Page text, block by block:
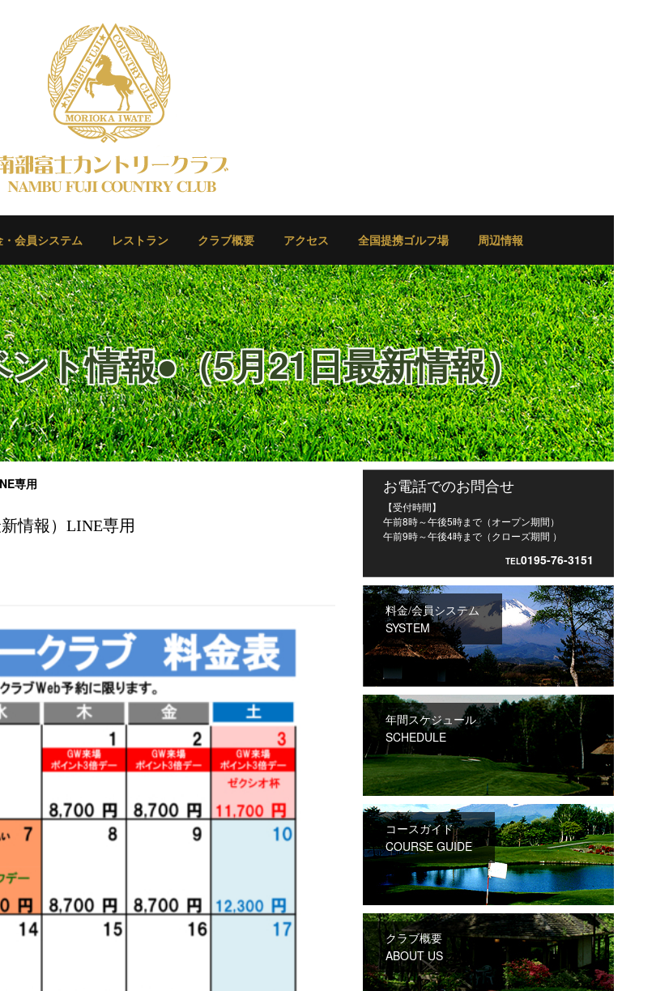
・会員システム レストラン クラブ概要 アクセス 全国提携ゴルフ場 周辺情報
ト情報●（5月21日最新情報）
専用
情報）LINE専用
お電話でのお問合せ
【受付時間】
午前8時～午後5時まで（オープン期間）
午前9時～午後4時まで（クローズ期間 ）
TEL0195-76-3151
料金/会員システム
SYSTEM
年間スケジュール
SCHEDULE
コースガイド
COURSE GUIDE
クラブ概要
ABOUT US